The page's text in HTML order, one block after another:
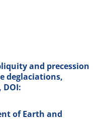
and precession
deglaciations,
DOI:
of Earth and